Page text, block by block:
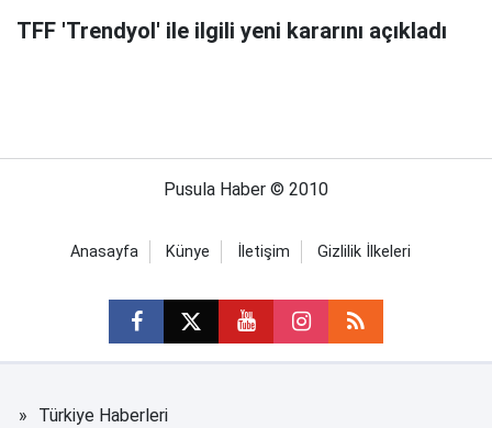
TFF 'Trendyol' ile ilgili yeni kararını açıkladı
Pusula Haber © 2010
Anasayfa Künye İletişim Gizlilik İlkeleri
Türkiye Haberleri